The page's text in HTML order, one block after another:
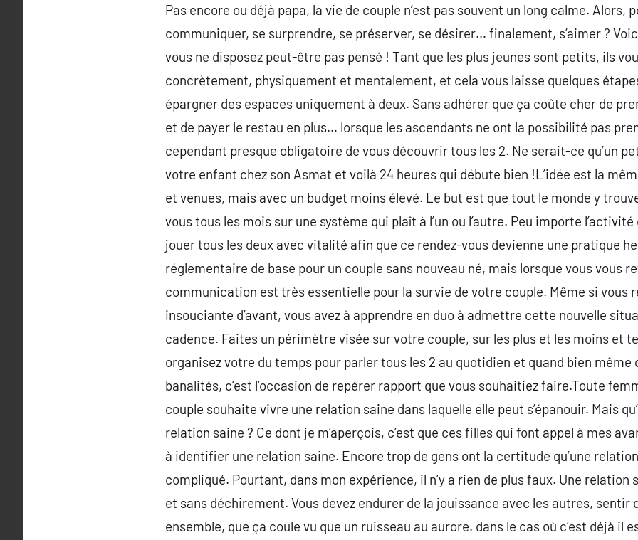
Pas encore ou déjà papa, la vie de couple n’est pas souvent un long calme. Alors,
communiquer, se surprendre, se préserver, se désirer… finalement, s’aimer ?
vous ne disposez peut-être pas pensé ! Tant que les plus jeunes sont petits, ils
concrètement, physiquement et mentalement, et cela vous laisse quelques
épargner des espaces uniquement à deux. Sans adhérer que ça coûte cher de
et de payer le restau en plus… lorsque les ascendants ne ont la possibilité pas
cependant presque obligatoire de vous découvrir tous les 2. Ne serait-ce qu’un
votre enfant chez son Asmat et voilà 24 heures qui débute bien !L’idée est la
et venues, mais avec un budget moins élevé. Le but est que tout le monde y
vous tous les mois sur une système qui plaît à l’un ou l’autre. Peu importe
jouer tous les deux avec vitalité afin que ce rendez-vous devienne une pratique
réglementaire de base pour un couple sans nouveau né, mais lorsque vous vous
communication est très essentielle pour la survie de votre couple. Même si vous
insouciante d’avant, vous avez à apprendre en duo à admettre cette nouvelle
cadence. Faites un périmètre visée sur votre couple, sur les plus et les moins et
organisez votre du temps pour parler tous les 2 au quotidien et quand bien même
banalités, c’est l’occasion de repérer rapport que vous souhaitiez faire.Toute
couple souhaite vivre une relation saine dans laquelle elle peut s’épanouir. Mais
relation saine ? Ce dont je m’aperçois, c’est que ces filles qui font appel à mes
à identifier une relation saine. Encore trop de gens ont la certitude qu’une
compliqué. Pourtant, dans mon expérience, il n’y a rien de plus faux. Une relation
et sans déchirement. Vous devez endurer de la jouissance avec les autres, sentir
ensemble, que ça coule vu que un ruisseau au aurore. dans le cas où c’est déjà il